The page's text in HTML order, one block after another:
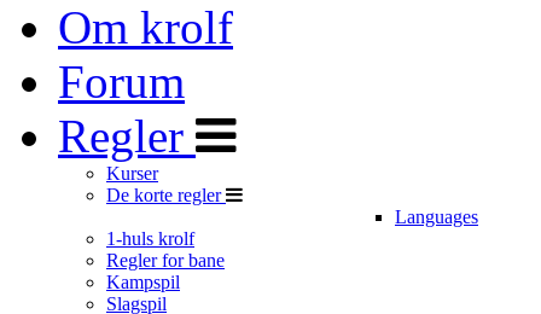
Om krolf
Forum
Regler
Kurser
De korte regler
Languages
1-huls krolf
Regler for bane
Kampspil
Slagspil